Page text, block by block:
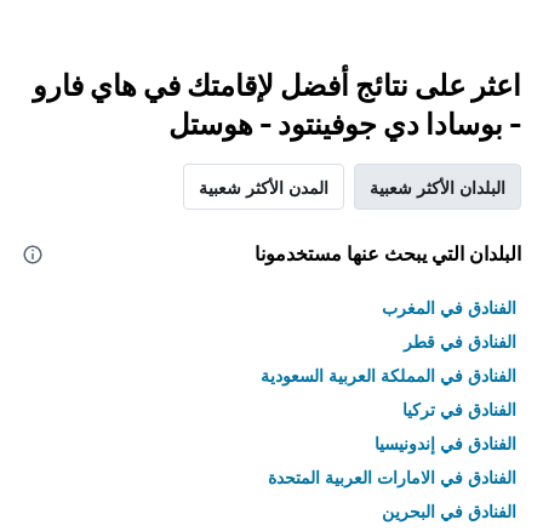
اعثر على نتائج أفضل لإقامتك في هاي فارو
- بوسادا دي جوفينتود - هوستل
البلدان الأكثر شعبية المدن الأكثر شعبية
البلدان التي يبحث عنها مستخدمونا
الفنادق في المغرب
الفنادق في قطر
الفنادق في المملكة العربية السعودية
الفنادق في تركيا
الفنادق في إندونيسيا
الفنادق في الامارات العربية المتحدة
الفنادق في البحرين